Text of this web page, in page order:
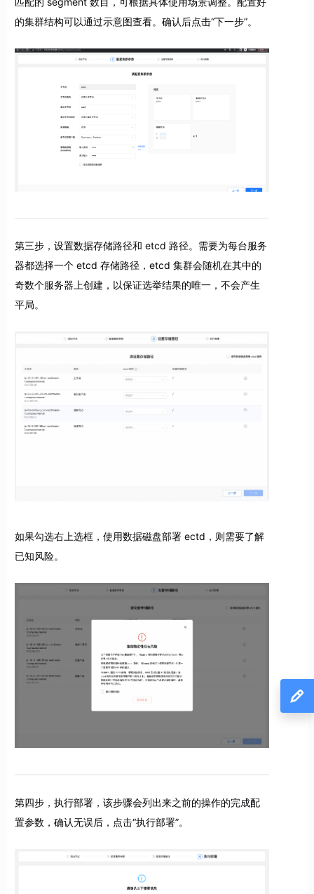
的集群结构可以通过示意图查看。确认后点击“下一步”。
第三步，设置数据存储路径和 etcd 路径。需要为每台服务
器都选择一个 etcd 存储路径，etcd 集群会随机在其中的
奇数个服务器上创建，以保证选举结果的唯一，不会产生
平局。
如果勾选右上选框，使用数据磁盘部署 ectd，则需要了解
已知风险。
第四步，执行部署，该步骤会列出来之前的操作的完成配
置参数，确认无误后，点击“执行部署”。